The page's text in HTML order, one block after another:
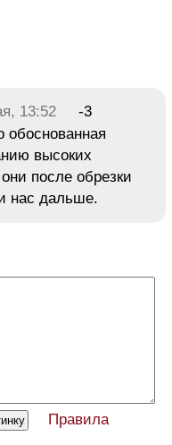
13:52
-3
обоснованная
высоких
после обрезки
нас дальше.
Правила